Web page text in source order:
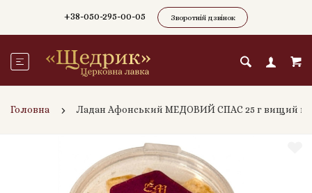
+38-050-295-00-05 Зворотній дзвінок
Головна Ладан Афонський МЕДОВИЙ СПАС 25 г вищий